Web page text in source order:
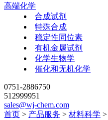
高端化学
合成试剂
特殊合成
稳定性同位素
有机金属试剂
化学生物学
催化和无机化学
0751-2886750
512999951
sales@wj-chem.com
首页 > 产品服务 > 材料科学 >